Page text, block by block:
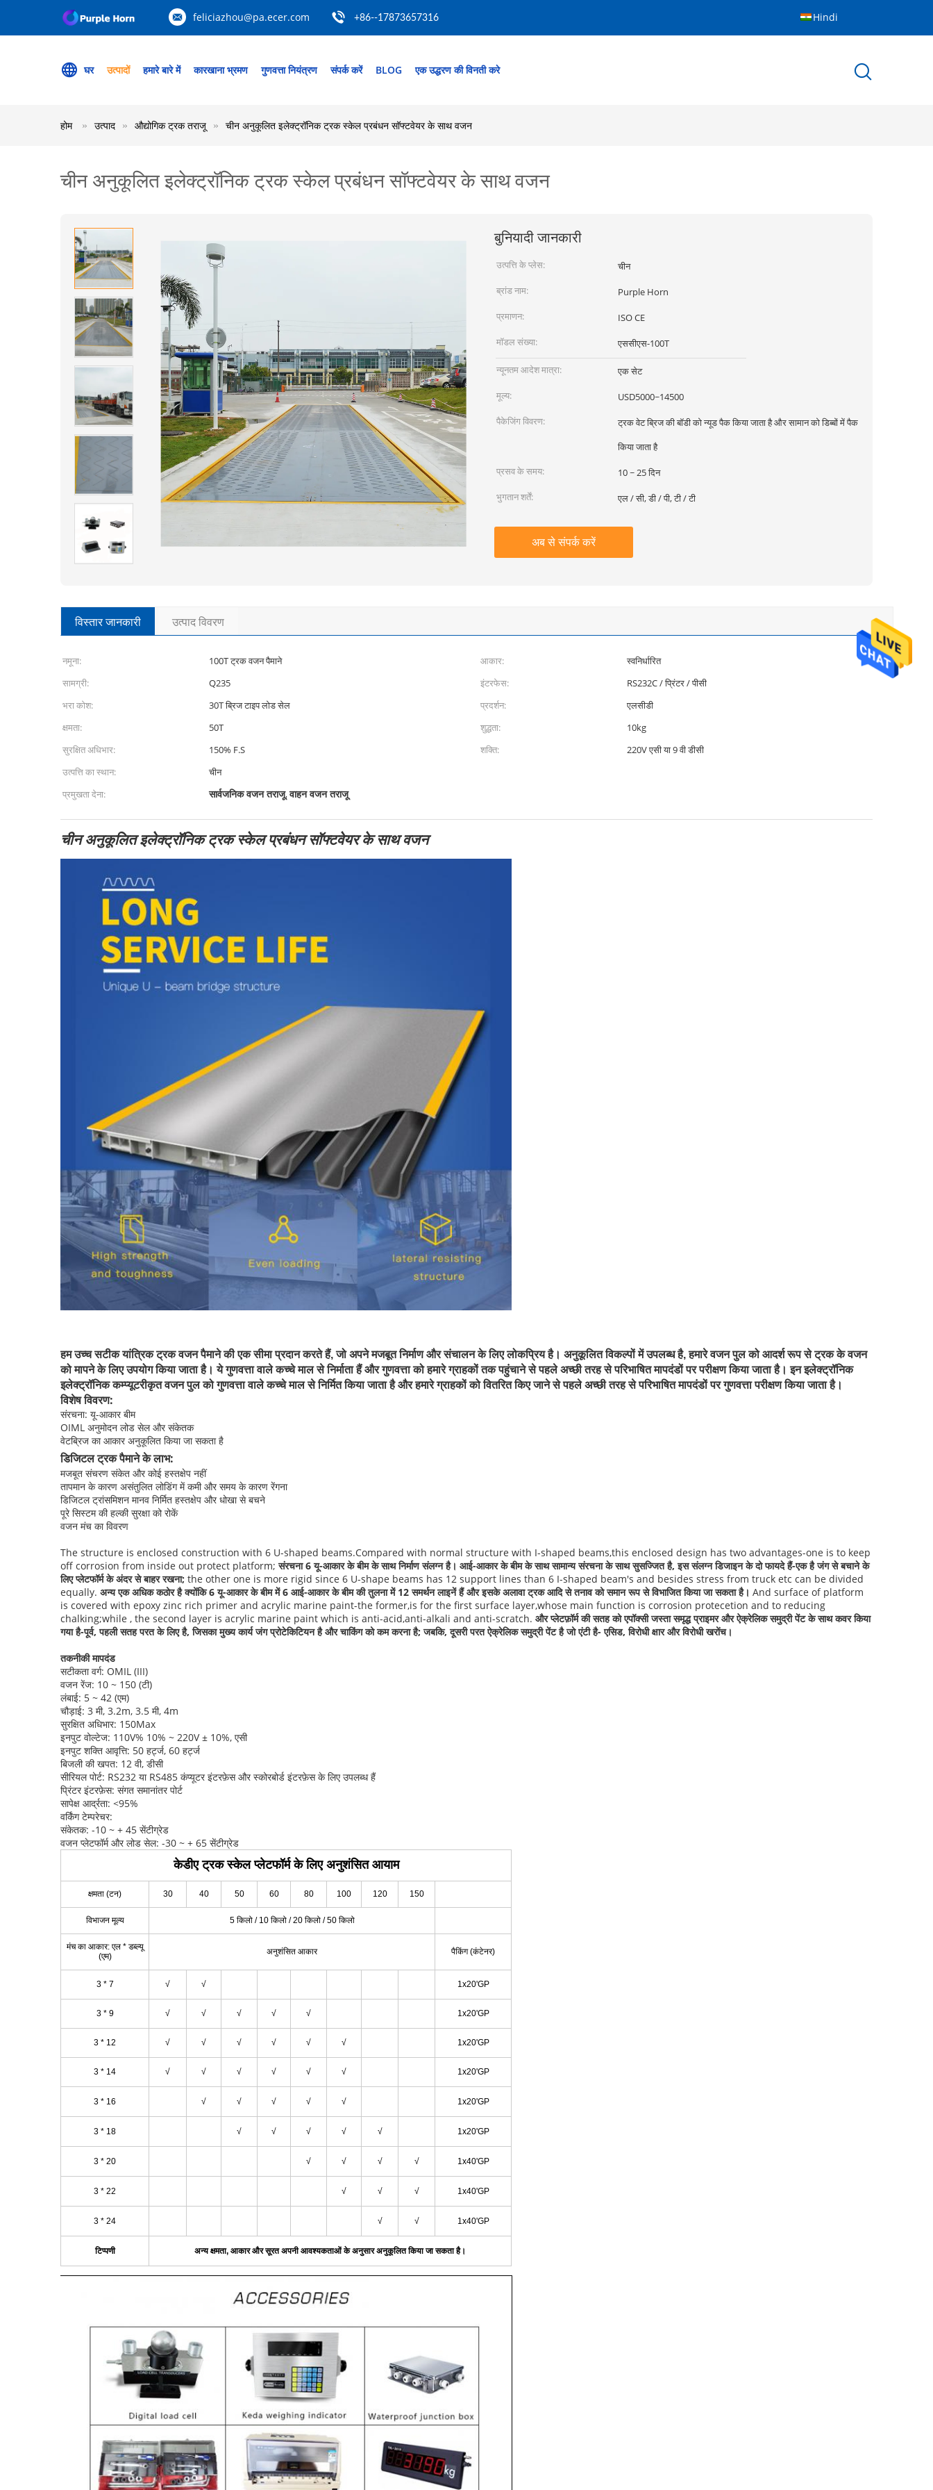
feliciazhou@pa.ecer.com +86--17873657316 Hindi
घर उत्पादों हमारे बारे में कारखाना भ्रमण गुणवत्ता नियंत्रण संपर्क करें BLOG एक उद्धरण की विनती करे
होम उत्पाद औद्योगिक ट्रक तराजू चीन अनुकूलित इलेक्ट्रॉनिक ट्रक स्केल प्रबंधन सॉफ्टवेयर के साथ वजन
चीन अनुकूलित इलेक्ट्रॉनिक ट्रक स्केल प्रबंधन सॉफ्टवेयर के साथ वजन
बुनियादी जानकारी
उत्पत्ति के प्लेस:
चीन
ब्रांड नाम:
Purple Horn
प्रमाणन:
ISO CE
मॉडल संख्या:
एससीएस-100T
न्यूनतम आदेश मात्रा:
एक सेट
मूल्य:
USD5000~14500
पैकेजिंग विवरण:
ट्रक वेट ब्रिज की बॉडी को न्यूड पैक किया जाता है और सामान को डिब्बों में पैक
किया जाता है
प्रसव के समय:
10 ~ 25 दिन
भुगतान शर्तें:
एल / सी, डी / पी, टी / टी
अब से संपर्क करें
विस्तार जानकारी उत्पाद विवरण
नमूना: 100T ट्रक वजन पैमाने आकार:
स्वनिर्धारित
सामग्री:
Q235 इंटरफेस:
RS232C / प्रिंटर / पीसी
भरा कोश:
30T ब्रिज टाइप लोड सेल प्रदर्शन:
एलसीडी
क्षमता:
50T शुद्धता:
10kg
सुरक्षित अधिभार:
150% F.S शक्ति:
220V एसी या 9 वी डीसी
उत्पत्ति का स्थान:
चीन
प्रमुखता देना:
सार्वजनिक वजन तराजू,वाहन वजन तराजू
चीन अनुकूलित इलेक्ट्रॉनिक ट्रक स्केल प्रबंधन सॉफ्टवेयर के साथ वजन
हम उच्च सटीक यांत्रिक ट्रक वजन पैमाने की एक सीमा प्रदान करते हैं, जो अपने मजबूत निर्माण और संचालन के लिए लोकप्रिय है। अनुकूलित विकल्पों में उपलब्ध है, हमारे वजन पुल को आदर्श रूप से ट्रक के वजन
को मापने के लिए उपयोग किया जाता है। ये गुणवत्ता वाले कच्चे माल से निर्माता हैं और गुणवत्ता को हमारे ग्राहकों तक पहुंचाने से पहले अच्छी तरह से परिभाषित मापदंडों पर परीक्षण किया जाता है। इन इलेक्ट्रॉनिक
इलेक्ट्रॉनिक कम्प्यूटरीकृत वजन पुल को गुणवत्ता वाले कच्चे माल से निर्मित किया जाता है और हमारे ग्राहकों को वितरित किए जाने से पहले अच्छी तरह से परिभाषित मापदंडों पर गुणवत्ता परीक्षण किया जाता है।
विशेष विवरण:
संरचना: यू-आकार बीम
OIML अनुमोदन लोड सेल और संकेतक
वेटब्रिज का आकार अनुकूलित किया जा सकता है
डिजिटल ट्रक पैमाने के लाभ:
मजबूत संचरण संकेत और कोई हस्तक्षेप नहीं
तापमान के कारण असंतुलित लोडिंग में कमी और समय के कारण रेंगना
डिजिटल ट्रांसमिशन मानव निर्मित हस्तक्षेप और धोखा से बचने
पूरे सिस्टम की हल्की सुरक्षा को रोकें
वजन मंच का विवरण
The structure is enclosed construction with 6 U-shaped beams.Compared with normal structure with I-shaped beams,this enclosed design has two advantages-one is to keep
off corrosion from inside out protect platform; संरचना 6 यू-आकार के बीम के साथ निर्माण संलग्न है। आई-आकार के बीम के साथ सामान्य संरचना के साथ सुसज्जित है, इस संलग्न डिजाइन के दो फायदे हैं-एक है जंग से बचाने के
लिए प्लेटफॉर्म के अंदर से बाहर रखना; the other one is more rigid since 6 U-shape beams has 12 support lines than 6 I-shaped beam's and besides stress from truck etc can be divided
equally. अन्य एक अधिक कठोर है क्योंकि 6 यू-आकार के बीम में 6 आई-आकार के बीम की तुलना में 12 समर्थन लाइनें हैं और इसके अलावा ट्रक आदि से तनाव को समान रूप से विभाजित किया जा सकता है। And surface of platform
is covered with epoxy zinc rich primer and acrylic marine paint-the former,is for the first surface layer,whose main function is corrosion protecetion and to reducing
chalking;while , the second layer is acrylic marine paint which is anti-acid,anti-alkali and anti-scratch. और प्लेटफ़ॉर्म की सतह को एपॉक्सी जस्ता समृद्ध प्राइमर और ऐक्रेलिक समुद्री पेंट के साथ कवर किया
गया है-पूर्व, पहली सतह परत के लिए है, जिसका मुख्य कार्य जंग प्रोटेकिटियन है और चाकिंग को कम करना है; जबकि, दूसरी परत ऐक्रेलिक समुद्री पेंट है जो एंटी है- एसिड, विरोधी क्षार और विरोधी खरोंच।
तकनीकी मापदंड
सटीकता वर्ग: OMIL (III)
वजन रेंज: 10 ~ 150 (टी)
लंबाई: 5 ~ 42 (एम)
चौड़ाई: 3 मी, 3.2m, 3.5 मी, 4m
सुरक्षित अधिभार: 150Max
इनपुट वोल्टेज: 110V% 10% ~ 220V ± 10%, एसी
इनपुट शक्ति आवृत्ति: 50 हर्ट्ज, 60 हर्ट्ज
बिजली की खपत: 12 वी, डीसी
सीरियल पोर्ट: RS232 या RS485 कंप्यूटर इंटरफ़ेस और स्कोरबोर्ड इंटरफ़ेस के लिए उपलब्ध हैं
प्रिंटर इंटरफ़ेस: संगत समानांतर पोर्ट
सापेक्ष आर्द्रता: <95%
वर्किंग टेम्परेचर:
संकेतक: -10 ~ + 45 सेंटीग्रेड
वजन प्लेटफॉर्म और लोड सेल: -30 ~ + 65 सेंटीग्रेड
केडीए ट्रक स्केल प्लेटफॉर्म के लिए अनुशंसित आयाम
क्षमता (टन) 30 40 50 60 80 100 120 150
विभाजन मूल्य 5 किलो / 10 किलो / 20 किलो / 50 किलो
मंच का आकार: एल * डब्ल्यू
(एम)
अनुशंसित आकार पैकिंग (कंटेनर)
3 * 7 √ √ 1x20'GP
3 * 9 √ √ √ √ √ 1x20'GP
3 * 12 √ √ √ √ √ √ 1x20'GP
3 * 14 √ √ √ √ √ √ 1x20'GP
3 * 16 √ √ √ √ √ 1x20'GP
3 * 18 √ √ √ √ √ 1x20'GP
3 * 20 √ √ √ √ 1x40'GP
3 * 22 √ √ √ 1x40'GP
3 * 24 √ √ 1x40'GP
टिप्पणी अन्य क्षमता, आकार और सूरत अपनी आवश्यकताओं के अनुसार अनुकूलित किया जा सकता है।